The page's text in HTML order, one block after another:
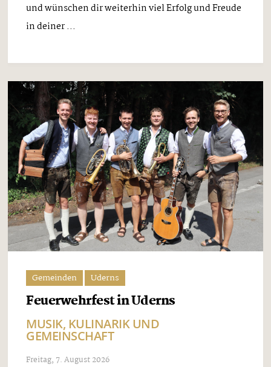
und wünschen dir weiterhin viel Erfolg und Freude
in deiner ...
Gemeinden Uderns
Feuerwehrfest in Uderns
MUSIK, KULINARIK UND
GEMEINSCHAFT
Freitag, 7. August 2026